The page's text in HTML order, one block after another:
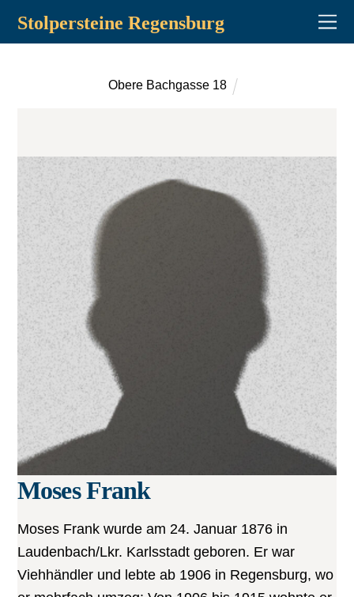
Stolpersteine Regensburg
Obere Bachgasse 18
Moses Frank
Moses Frank wurde am 24. Januar 1876 in
Laudenbach/Lkr. Karlsstadt geboren. Er war
Viehhändler und lebte ab 1906 in Regensburg, wo